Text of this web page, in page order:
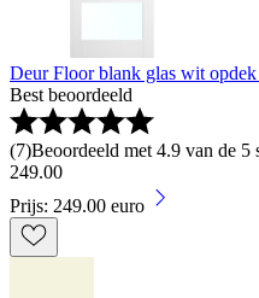
Deur Floor blank glas wit
Best beoordeeld
(7)Beoordeeld met 4.9 van de 5
249.00
Prijs: 249.00 euro